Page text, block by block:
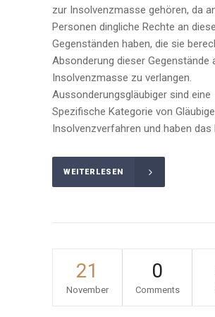
zur Insolvenzmasse gehören, da
Personen dingliche Rechte an
Gegenständen haben, die sie
Absonderung dieser Gegenstände
Insolvenzmasse zu verlangen.
Aussonderungsgläubiger sind eine
Spezifische Kategorie von
Insolvenzverfahren und haben das
WEITERLESEN
21
November
0
Comments